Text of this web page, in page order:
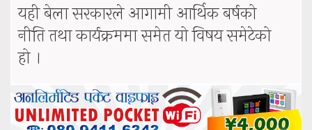
यही बेला सरकारले आगामी आर्थिक बर्षको
नीति तथा कार्यक्रममा समेत यो विषय समेटेको
हो ।